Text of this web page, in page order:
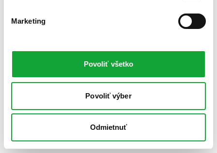
Marketing
Povoliť všetko
Povoliť výber
Odmietnuť